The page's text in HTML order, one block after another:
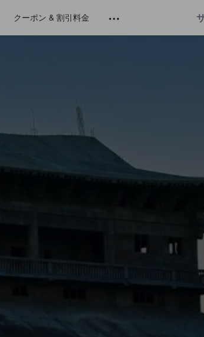
クーポン & 割引料金